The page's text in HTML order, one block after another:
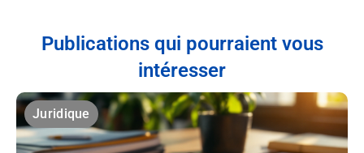
Publications qui pourraient vous
intéresser
Juridique